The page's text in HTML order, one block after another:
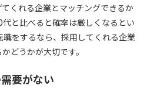
くれる企業とマッチングできるか
と比べると確率は厳しくなるとい
をするなら、採用してくれる企業
どうかが大切です。
要がない